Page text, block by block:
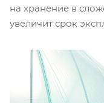
на хранение в
увеличит срок